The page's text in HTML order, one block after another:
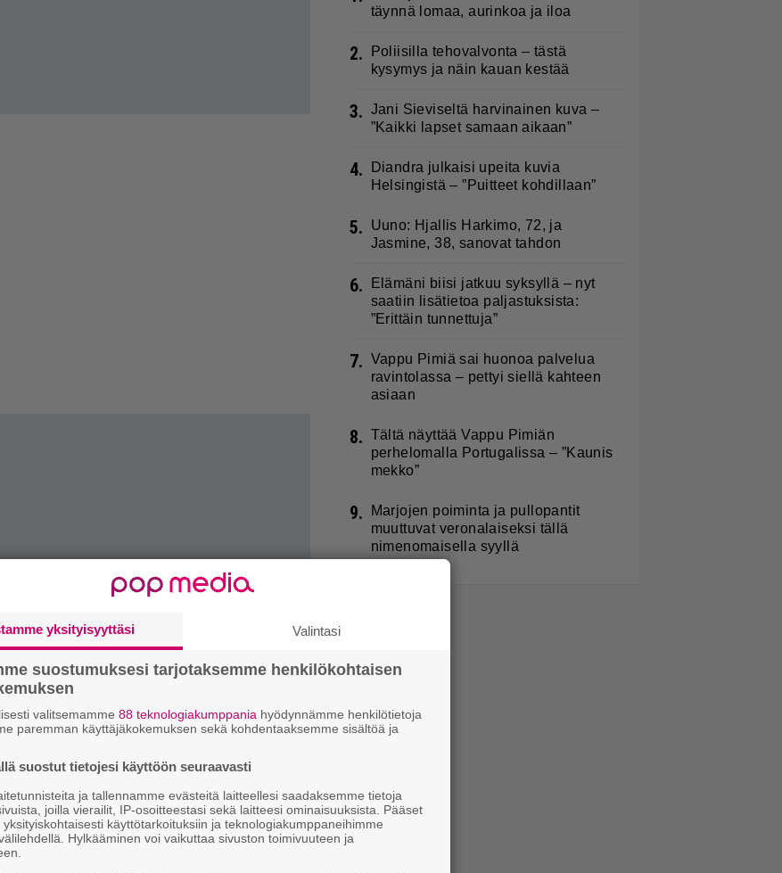
täynnä lomaa, aurinkoa ja iloa
2.
Poliisilla tehovalvonta – tästä
kysymys ja näin kauan kestää
3. Jani Sieviseltä harvinainen kuva –
”Kaikki lapset samaan aikaan”
4.
Diandra julkaisi upeita kuvia
Helsingistä – ”Puitteet kohdillaan”
5.
Uuno: Hjallis Harkimo, 72, ja
Jasmine, 38, sanovat tahdon
6.
Elämäni biisi jatkuu syksyllä – nyt
saatiin lisätietoa paljastuksista:
”Erittäin tunnettuja”
7. Vappu Pimiä sai huonoa palvelua
ravintolassa – pettyi siellä kahteen
asiaan
8. Tältä näyttää Vappu Pimiän
perhelomalla Portugalissa – ”Kaunis
mekko”
9.
Marjojen poiminta ja pullopantit
muuttuvat veronalaiseksi tällä
nimenomaisella syyllä
yksityisyyttäsi Valintasi
suostumuksesi tarjotaksemme henkilökohtaisen
valitsemamme 88 teknologiakumppania hyödynnämme henkilötietoja
paremman käyttäjäkokemuksen sekä kohdentaaksemme sisältöä ja
suostut tietojesi käyttöön seuraavasti
ja tallennamme evästeitä laitteellesi saadaksemme tietoja
joilla vierailit, IP-osoitteestasi sekä laitteesi ominaisuuksista. Pääset
käyttötarkoituksiin ja teknologiakumppaneihimme
Hylkääminen voi vaikuttaa sivuston toimivuuteen ja